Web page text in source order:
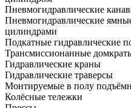
Пневмогидравлические
Пневмогидравлические
цилиндрами
Подкатные гидравлические
Трансмиссионанные
Гидравлические краны
Гидравлические траверсы
Монтируемые в полу
Колёсные тележки